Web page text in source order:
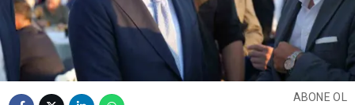
ABONE OL